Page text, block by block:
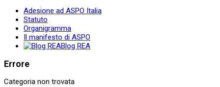
Adesione ad ASPO Italia
Statuto
Organigramma
Il manifesto di ASPO
Blog REA
Errore
Categoria non trovata